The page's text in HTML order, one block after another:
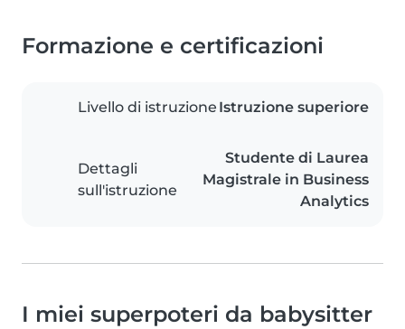
Formazione e certificazioni
Livello di istruzione Istruzione superiore
Dettagli
sull'istruzione
Studente di Laurea
Magistrale in Business
Analytics
I miei superpoteri da babysitter